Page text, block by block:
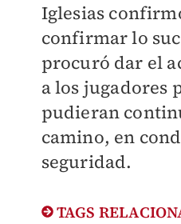
Iglesias
confirmar lo
procuró dar el
a los jugadores
pudieran
camino, en
seguridad.
TAGS